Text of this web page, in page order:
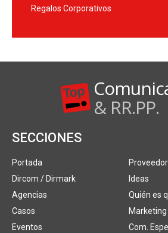
Regalos Corporativos
& RR.PP.
SECCIONES
Portada
Dircom / Dirmark
Agencias
Casos
Eventos
Ideas
Quién es
Marketing
Com.